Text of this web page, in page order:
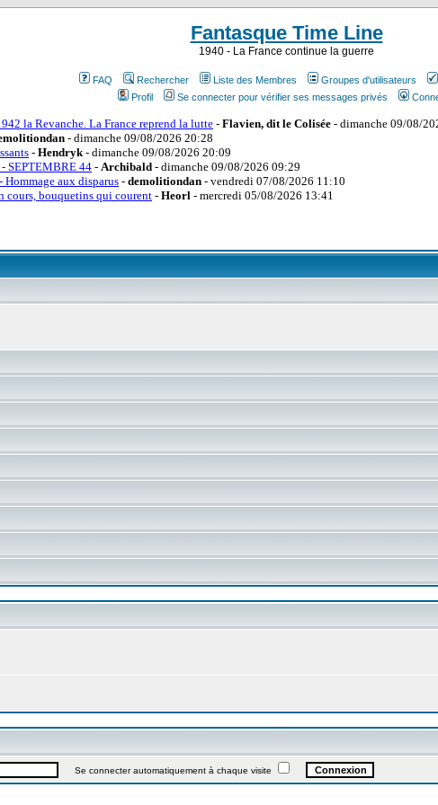
Fantasque Time Line
1940 - La France continue la guerre
FAQ Rechercher Liste des Membres Groupes d'utilisateurs
Profil
Se connecter pour vérifier ses messages privés
Se connecter automatiquement à chaque visite